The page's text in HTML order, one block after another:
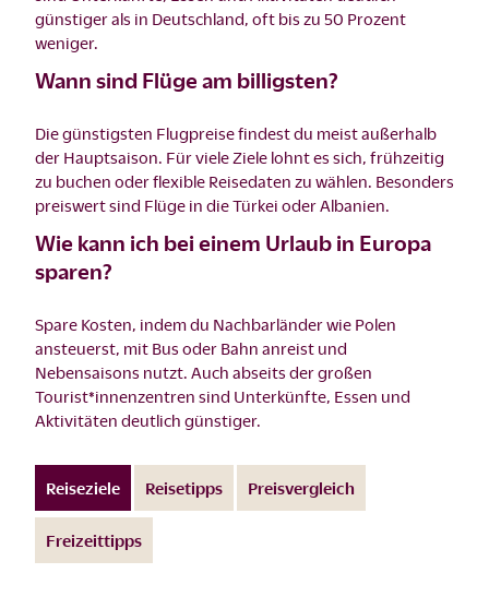
günstiger als in Deutschland, oft bis zu 50 Prozent
weniger.
Wann sind Flüge am billigsten?
Die günstigsten Flugpreise findest du meist außerhalb
der Hauptsaison. Für viele Ziele lohnt es sich, frühzeitig
zu buchen oder flexible Reisedaten zu wählen. Besonders
preiswert sind Flüge in die Türkei oder Albanien.
Wie kann ich bei einem Urlaub in Europa
sparen?
Spare Kosten, indem du Nachbarländer wie Polen
ansteuerst, mit Bus oder Bahn anreist und
Nebensaisons nutzt. Auch abseits der großen
Tourist*innenzentren sind Unterkünfte, Essen und
Aktivitäten deutlich günstiger.
Reiseziele Reisetipps Preisvergleich
Freizeittipps